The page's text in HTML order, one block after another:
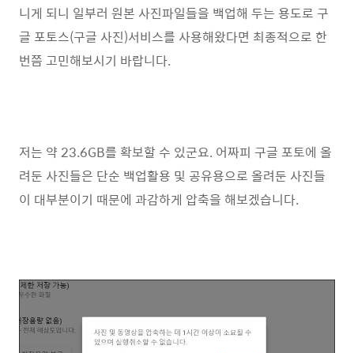
니게 되니 일부러 원본 사진파일들을 백업해 두는 용도로 구
글 포토스(구글 사진)서비스를 사용해왔다면 최종적으로 한
번쯤 고민해보시기 바랍니다.
저는 약 23.6GB를 확보할 수 있군요. 어짜피 구글 포토에 올
려둔 사진들은 단순 백업활용 및 공유용으로 올려둔 사진들
이 대부분이기 때문에 과감하게 압축을 해보겠습니다.